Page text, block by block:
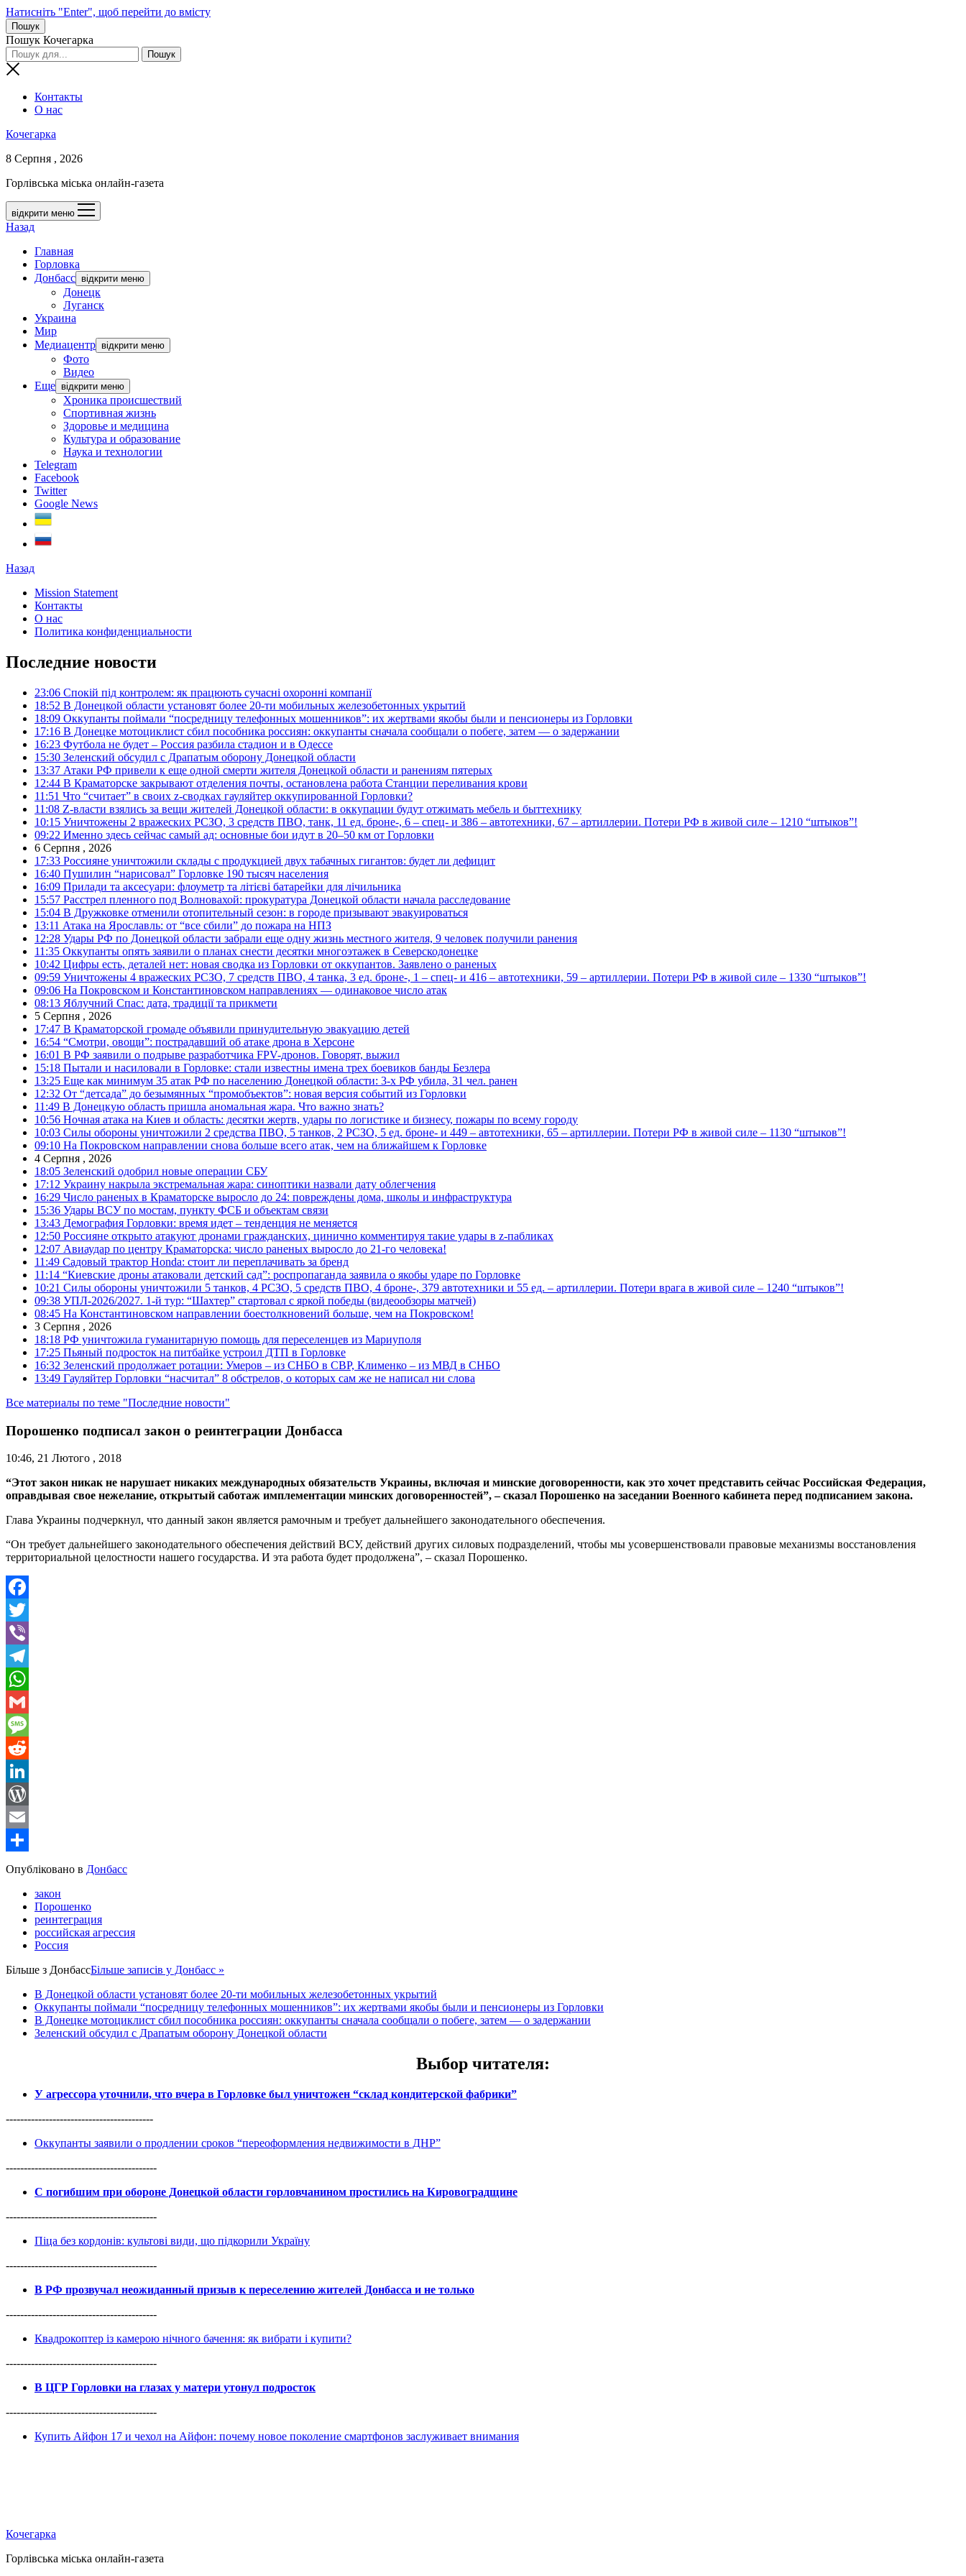
Натисніть "Enter", щоб перейти до вмісту
Пошук
Пошук Кочегарка
Контакты
О нас
Кочегарка
8 Серпня , 2026
Горлівська міська онлайн-газета
відкрити меню
Назад
Главная
Горловка
Донбасс відкрити меню
Донецк
Луганск
Украина
Мир
Медиацентр відкрити меню
Фото
Видео
Еще відкрити меню
Хроника происшествий
Спортивная жизнь
Здоровье и медицина
Культура и образование
Наука и технологии
Telegram
Facebook
Twitter
Google News
Назад
Mission Statement
Контакты
О нас
Политика конфиденциальности
Последние новости
23:06 Спокій під контролем: як працюють сучасні охоронні компанії
18:52 В Донецкой области установят более 20-ти мобильных железобетонных укрытий
18:09 Оккупанты поймали “посредницу телефонных мошенников”: их жертвами якобы были и пенсионеры из Горловки
17:16 В Донецке мотоциклист сбил пособника россиян: оккупанты сначала сообщали о побеге, затем — о задержании
16:23 Футбола не будет – Россия разбила стадион и в Одессе
15:30 Зеленский обсудил с Драпатым оборону Донецкой области
13:37 Атаки РФ привели к еще одной смерти жителя Донецкой области и ранениям пятерых
12:44 В Краматорске закрывают отделения почты, остановлена работа Станции переливания крови
11:51 Что “считает” в своих z-сводках гауляйтер оккупированной Горловки?
11:08 Z-власти взялись за вещи жителей Донецкой области: в оккупации будут отжимать мебель и быттехнику
10:15 Уничтожены 2 вражеских РСЗО, 3 средств ПВО, танк, 11 ед. броне-, 6 – спец- и 386 – автотехники, 67 – артиллерии. Потери РФ в живой силе – 1210 “штыков”!
09:22 Именно здесь сейчас самый ад: основные бои идут в 20–50 км от Горловки
6 Серпня , 2026
17:33 Россияне уничтожили склады с продукцией двух табачных гигантов: будет ли дефицит
16:40 Пушилин “нарисовал” Горловке 190 тысяч населения
16:09 Прилади та аксесуари: флоуметр та літієві батарейки для лічильника
15:57 Расстрел пленного под Волновахой: прокуратура Донецкой области начала расследование
15:04 В Дружковке отменили отопительный сезон: в городе призывают эвакуироваться
13:11 Атака на Ярославль: от “все сбили” до пожара на НПЗ
12:28 Удары РФ по Донецкой области забрали еще одну жизнь местного жителя, 9 человек получили ранения
11:35 Оккупанты опять заявили о планах снести десятки многоэтажек в Северскодонецке
10:42 Цифры есть, деталей нет: новая сводка из Горловки от оккупантов. Заявлено о раненых
09:59 Уничтожены 4 вражеских РСЗО, 7 средств ПВО, 4 танка, 3 ед. броне-, 1 – спец- и 416 – автотехники, 59 – артиллерии. Потери РФ в живой силе – 1330 “штыков”!
09:06 На Покровском и Константиновском направлениях — одинаковое число атак
08:13 Яблучний Спас: дата, традиції та прикмети
5 Серпня , 2026
17:47 В Краматорской громаде объявили принудительную эвакуацию детей
16:54 “Смотри, овощи”: пострадавший об атаке дрона в Херсоне
16:01 В РФ заявили о подрыве разработчика FPV-дронов. Говорят, выжил
15:18 Пытали и насиловали в Горловке: стали известны имена трех боевиков банды Безлера
13:25 Еще как минимум 35 атак РФ по населению Донецкой области: 3-х РФ убила, 31 чел. ранен
12:32 От “детсада” до безымянных “промобъектов”: новая версия событий из Горловки
11:49 В Донецкую область пришла аномальная жара. Что важно знать?
10:56 Ночная атака на Киев и область: десятки жертв, удары по логистике и бизнесу, пожары по всему городу
10:03 Силы обороны уничтожили 2 средства ПВО, 5 танков, 2 РСЗО, 5 ед. броне- и 449 – автотехники, 65 – артиллерии. Потери РФ в живой силе – 1130 “штыков”!
09:10 На Покровском направлении снова больше всего атак, чем на ближайшем к Горловке
4 Серпня , 2026
18:05 Зеленский одобрил новые операции СБУ
17:12 Украину накрыла экстремальная жара: синоптики назвали дату облегчения
16:29 Число раненых в Краматорске выросло до 24: повреждены дома, школы и инфраструктура
15:36 Удары ВСУ по мостам, пункту ФСБ и объектам связи
13:43 Демография Горловки: время идет – тенденция не меняется
12:50 Россияне открыто атакуют дронами гражданских, цинично комментируя такие удары в z-пабликах
12:07 Авиаудар по центру Краматорска: число раненых выросло до 21-го человека!
11:49 Садовый трактор Honda: стоит ли переплачивать за бренд
11:14 “Киевские дроны атаковали детский сад”: роспропаганда заявила о якобы ударе по Горловке
10:21 Силы обороны уничтожили 5 танков, 4 РСЗО, 5 средств ПВО, 4 броне-, 379 автотехники и 55 ед. – артиллерии. Потери врага в живой силе – 1240 “штыков”!
09:38 УПЛ-2026/2027. 1-й тур: “Шахтер” стартовал с яркой победы (видеообзоры матчей)
08:45 На Константиновском направлении боестолкновений больше, чем на Покровском!
3 Серпня , 2026
18:18 РФ уничтожила гуманитарную помощь для переселенцев из Мариуполя
17:25 Пьяный подросток на питбайке устроил ДТП в Горловке
16:32 Зеленский продолжает ротации: Умеров – из СНБО в СВР, Клименко – из МВД в СНБО
13:49 Гауляйтер Горловки “насчитал” 8 обстрелов, о которых сам же не написал ни слова
Все материалы по теме "Последние новости"
Порошенко подписал закон о реинтеграции Донбасса
10:46, 21 Лютого , 2018
“Этот закон никак не нарушает никаких международных обязательств Украины, включая и минские договоренности, как это хочет представить сейчас Российская Федерация,
оправдывая свое нежелание, открытый саботаж имплементации минских договоренностей”, – сказал Порошенко на заседании Военного кабинета перед подписанием закона.
Глава Украины подчеркнул, что данный закон является рамочным и требует дальнейшего законодательного обеспечения.
“Он требует дальнейшего законодательного обеспечения действий ВСУ, действий других силовых подразделений, чтобы мы усовершенствовали правовые механизмы восстановления
территориальной целостности нашего государства. И эта работа будет продолжена”, – сказал Порошенко.
Facebook
Twitter
Viber
Telegram
WhatsApp
Gmail
Message
Reddit
LinkedIn
WordPress
Email
Share
Опубліковано в Донбасс
закон
Порошенко
реинтеграция
российская агрессия
Россия
Більше з ДонбассБільше записів у Донбасс »
В Донецкой области установят более 20-ти мобильных железобетонных укрытий
Оккупанты поймали “посредницу телефонных мошенников”: их жертвами якобы были и пенсионеры из Горловки
В Донецке мотоциклист сбил пособника россиян: оккупанты сначала сообщали о побеге, затем — о задержании
Зеленский обсудил с Драпатым оборону Донецкой области
Выбор читателя:
У агрессора уточнили, что вчера в Горловке был уничтожен “склад кондитерской фабрики”
-----------------------------------------
Оккупанты заявили о продлении сроков “переоформления недвижимости в ДНР”
------------------------------------------
С погибшим при обороне Донецкой области горловчанином простились на Кировоградщине
------------------------------------------
Піца без кордонів: культові види, що підкорили Україну
------------------------------------------
В РФ прозвучал неожиданный призыв к переселению жителей Донбасса и не только
------------------------------------------
Квадрокоптер із камерою нічного бачення: як вибрати і купити?
------------------------------------------
В ЦГР Горловки на глазах у матери утонул подросток
------------------------------------------
Купить Айфон 17 и чехол на Айфон: почему новое поколение смартфонов заслуживает внимания
Кочегарка
Горлівська міська онлайн-газета